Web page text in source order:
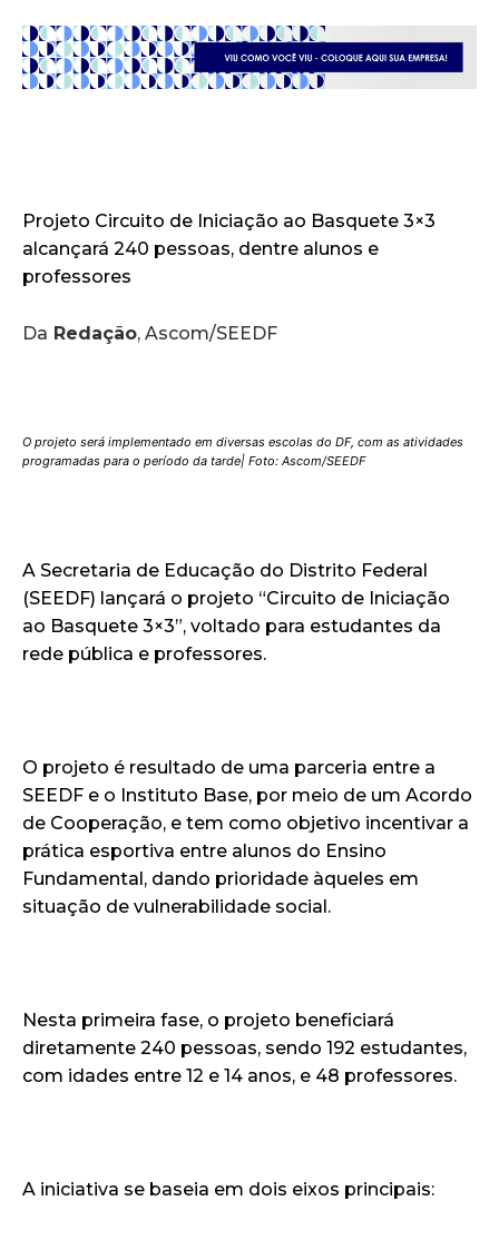
Projeto Circuito de Iniciação ao Basquete 3×3
alcançará 240 pessoas, dentre alunos e
professores
Da Redação, Ascom/SEEDF
O projeto será implementado em diversas escolas do DF, com as atividades
programadas para o período da tarde| Foto: Ascom/SEEDF
A Secretaria de Educação do Distrito Federal
(SEEDF) lançará o projeto “Circuito de Iniciação
ao Basquete 3×3”, voltado para estudantes da
rede pública e professores.
O projeto é resultado de uma parceria entre a
SEEDF e o Instituto Base, por meio de um Acordo
de Cooperação, e tem como objetivo incentivar a
prática esportiva entre alunos do Ensino
Fundamental, dando prioridade àqueles em
situação de vulnerabilidade social.
Nesta primeira fase, o projeto beneficiará
diretamente 240 pessoas, sendo 192 estudantes,
com idades entre 12 e 14 anos, e 48 professores.
A iniciativa se baseia em dois eixos principais: